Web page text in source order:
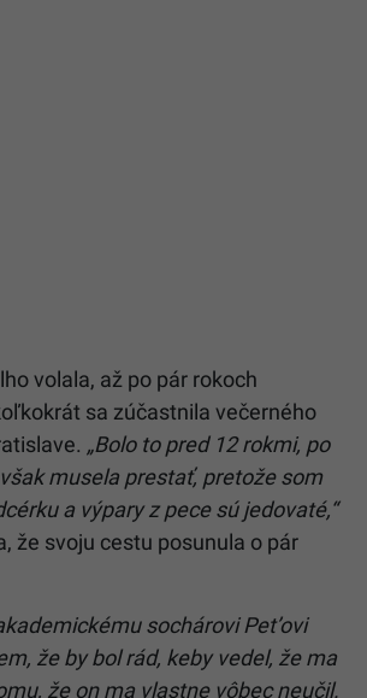
volala, až po pár rokoch
sa zúčastnila večerného
„Bolo to pred 12 rokmi, po
musela prestať, pretože som
a výpary z pece sú jedovaté,“
že svoju cestu posunula o pár
sochárovi Pet’ovi
že by bol rád, keby vedel, že ma
že on ma vlastne vôbec neučil.